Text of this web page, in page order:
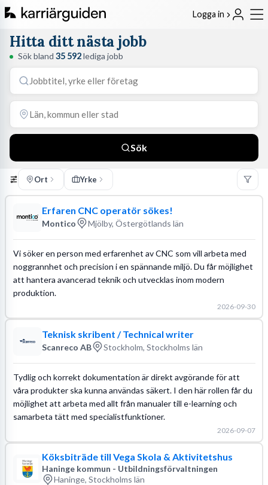
Logga in
Hitta ditt nästa jobb
Sök bland 35 592lediga jobb
Sök
Ort Yrke
Erfaren CNC operatör sökes!
Montico Mjölby, Östergötlands län
Vi söker en person med erfarenhet av CNC som vill arbeta med
noggrannhet och precision i en spännande miljö. Du får möjlighet
att hantera avancerad teknik och utvecklas inom modern
produktion.
2026-09-30
Teknisk skribent / Technical writer
Scanreco AB Stockholm, Stockholms län
Tydlig och korrekt dokumentation är direkt avgörande för att
våra produkter ska kunna användas säkert. I den här rollen får du
möjlighet att arbeta med allt från manualer till e-learning och
samarbeta tätt med specialistfunktioner.
2026-09-07
Köksbiträde till Vega Skola & Aktivitetshus
Haninge kommun - Utbildningsförvaltningen
Haninge, Stockholms län